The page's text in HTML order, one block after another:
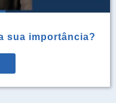
sua importância?